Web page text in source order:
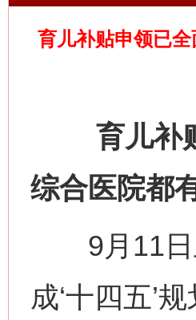
育儿补贴申领已
育儿补贴
综合医院都
9月11日
成‘十四五’